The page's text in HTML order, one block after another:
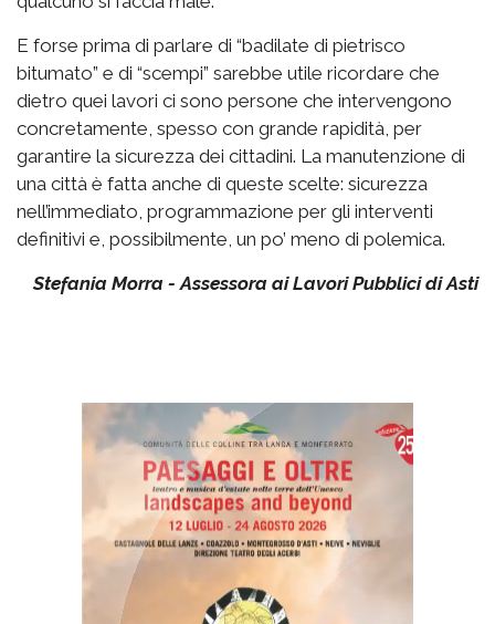
E forse prima di parlare di “badilate di pietrisco
bitumato” e di “scempi” sarebbe utile ricordare che
dietro quei lavori ci sono persone che intervengono
concretamente, spesso con grande rapidità, per
garantire la sicurezza dei cittadini. La manutenzione di
una città è fatta anche di queste scelte: sicurezza
nell’immediato, programmazione per gli interventi
definitivi e, possibilmente, un po’ meno di polemica.
Stefania Morra - Assessora ai Lavori Pubblici di Asti